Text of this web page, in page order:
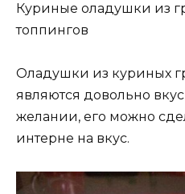
Куриные оладушки из
топпингов
Оладушки из куриных
являются довольно
желании, его можно
интерне на вкус.